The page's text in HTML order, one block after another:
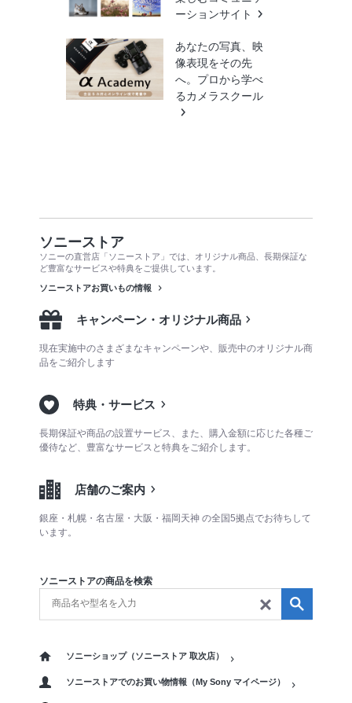
ーションサイト
あなたの写真、映
像表現をその先
へ。プロから学べ
るカメラスクール
ソニーストア
ソニーの直営店「ソニーストア」では、オリジナル商品、長期保証な
ど豊富なサービスや特典をご提供しています。
ソニーストアお買いもの情報
キャンペーン・オリジナル商品
現在実施中のさまざまなキャンペーンや、販売中のオリジナル商
品をご紹介します
特典・サービス
長期保証や商品の設置サービス、また、購入金額に応じた各種ご
優待など、豊富なサービスと特典をご紹介します。
店舗のご案内
銀座・札幌・名古屋・大阪・福岡天神 の全国5拠点でお待ちして
います。
ソニーストアの商品を検索
ソニーショップ（ソニーストア 取次店）
ソニーストアでのお買い物情報（My Sony マイページ）